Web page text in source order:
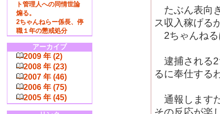
ト管理人への同情世論
煽る。
2ちゃんねらー係長、停
職１年の懲戒処分
アーカイブ
2009 年 (2)
2008 年 (23)
2007 年 (46)
2006 年 (75)
2005 年 (45)
たぶん表向
ス収入稼げる
2ちゃんねる
逮捕される2
るに奉仕する
通報します